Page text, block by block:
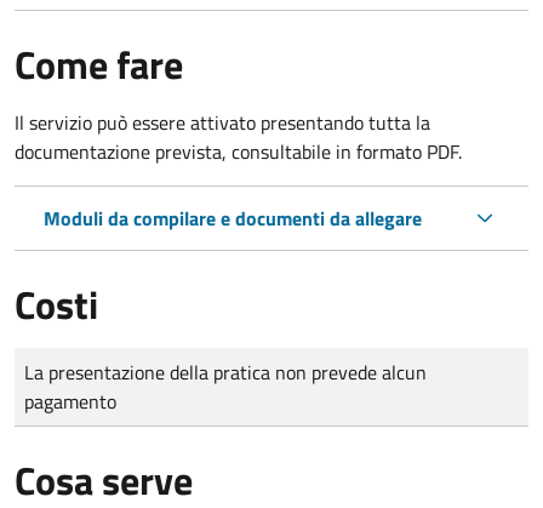
Come fare
Il servizio può essere attivato presentando tutta la
documentazione prevista, consultabile in formato PDF.
Moduli da compilare e documenti da allegare
Costi
Tipo di pagamento
Importo
La presentazione della pratica non prevede alcun
pagamento
Cosa serve